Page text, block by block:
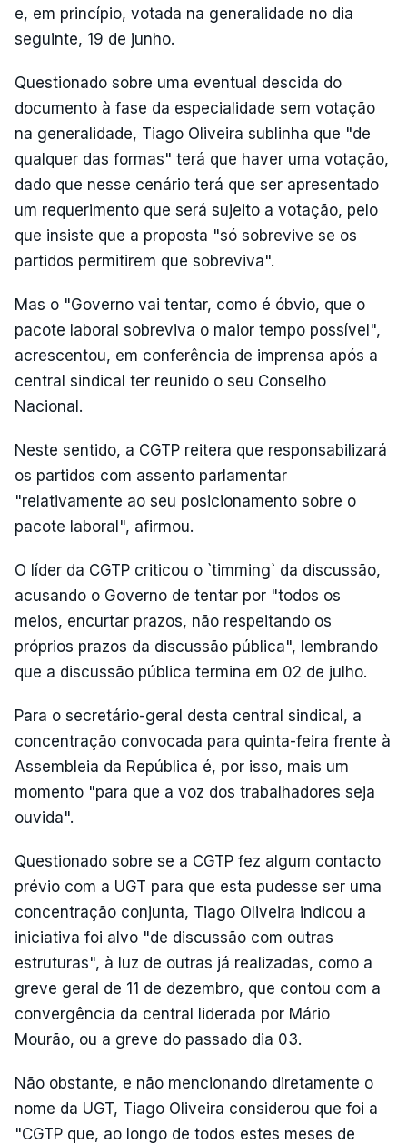
e, em princípio, votada na generalidade no dia
seguinte, 19 de junho.
Questionado sobre uma eventual descida do
documento à fase da especialidade sem votação
na generalidade, Tiago Oliveira sublinha que "de
qualquer das formas" terá que haver uma votação,
dado que nesse cenário terá que ser apresentado
um requerimento que será sujeito a votação, pelo
que insiste que a proposta "só sobrevive se os
partidos permitirem que sobreviva".
Mas o "Governo vai tentar, como é óbvio, que o
pacote laboral sobreviva o maior tempo possível",
acrescentou, em conferência de imprensa após a
central sindical ter reunido o seu Conselho
Nacional.
Neste sentido, a CGTP reitera que responsabilizará
os partidos com assento parlamentar
"relativamente ao seu posicionamento sobre o
pacote laboral", afirmou.
O líder da CGTP criticou o `timming` da discussão,
acusando o Governo de tentar por "todos os
meios, encurtar prazos, não respeitando os
próprios prazos da discussão pública", lembrando
que a discussão pública termina em 02 de julho.
Para o secretário-geral desta central sindical, a
concentração convocada para quinta-feira frente à
Assembleia da República é, por isso, mais um
momento "para que a voz dos trabalhadores seja
ouvida".
Questionado sobre se a CGTP fez algum contacto
prévio com a UGT para que esta pudesse ser uma
concentração conjunta, Tiago Oliveira indicou a
iniciativa foi alvo "de discussão com outras
estruturas", à luz de outras já realizadas, como a
greve geral de 11 de dezembro, que contou com a
convergência da central liderada por Mário
Mourão, ou a greve do passado dia 03.
Não obstante, e não mencionando diretamente o
nome da UGT, Tiago Oliveira considerou que foi a
"CGTP que, ao longo de todos estes meses de